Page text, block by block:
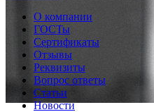
О компании
ГОСТы
Сертификаты
Отзывы
Реквизиты
Вопрос ответы
Статьи
Новости